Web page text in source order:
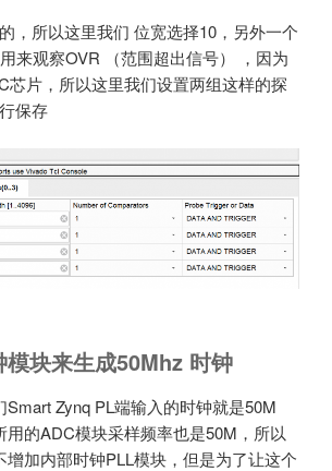
，所以这里我们 位宽选择10，另外一个
来观察OVR （范围超出信号） ，因为
芯片，所以这里我们设置两组这样的探
保存
块来生成50Mhz 时钟
Smart Zynq PL端输入的时钟就是50M
用的ADC模块采样频率也是50M，所以
增加内部时钟PLL模块，但是为了让这个